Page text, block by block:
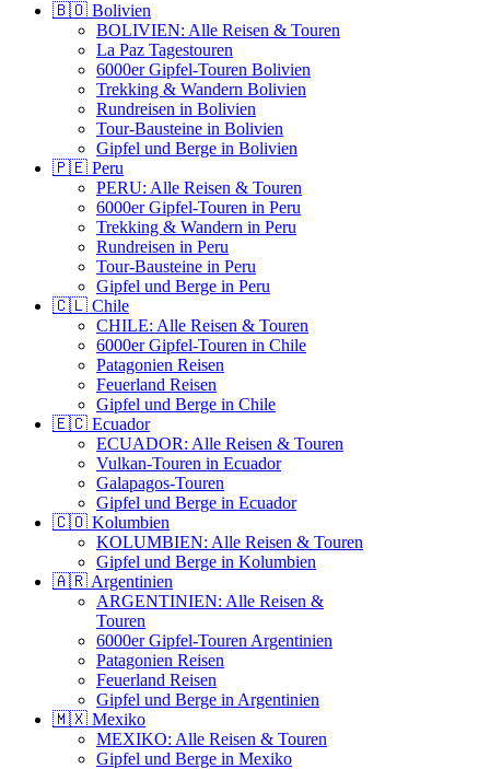
🇧🇴 Bolivien
BOLIVIEN: Alle Reisen & Touren
La Paz Tagestouren
6000er Gipfel-Touren Bolivien
Trekking & Wandern Bolivien
Rundreisen in Bolivien
Tour-Bausteine in Bolivien
Gipfel und Berge in Bolivien
🇵🇪 Peru
PERU: Alle Reisen & Touren
6000er Gipfel-Touren in Peru
Trekking & Wandern in Peru
Rundreisen in Peru
Tour-Bausteine in Peru
Gipfel und Berge in Peru
🇨🇱 Chile
CHILE: Alle Reisen & Touren
6000er Gipfel-Touren in Chile
Patagonien Reisen
Feuerland Reisen
Gipfel und Berge in Chile
🇪🇨 Ecuador
ECUADOR: Alle Reisen & Touren
Vulkan-Touren in Ecuador
Galapagos-Touren
Gipfel und Berge in Ecuador
🇨🇴 Kolumbien
KOLUMBIEN: Alle Reisen & Touren
Gipfel und Berge in Kolumbien
🇦🇷 Argentinien
ARGENTINIEN: Alle Reisen &
Touren
6000er Gipfel-Touren Argentinien
Patagonien Reisen
Feuerland Reisen
Gipfel und Berge in Argentinien
🇲🇽 Mexiko
MEXIKO: Alle Reisen & Touren
Gipfel und Berge in Mexiko